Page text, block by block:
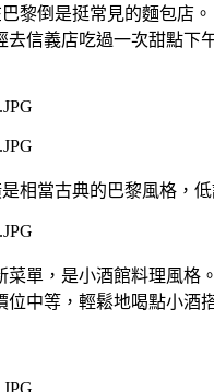
黎倒是挺常見的麵包店
去信義店吃過一次甜點下
相當古典的巴黎風格，
菜單，是小酒館料理風格
位中等，輕鬆地喝點小酒